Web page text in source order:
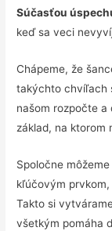
Súčasťou
keď sa veci
Chápeme, že
takýchto chvíľach
našom rozpočte a
základ, na ktorom
Spoločne
kľúčovým
Takto si
všetkým pomáha